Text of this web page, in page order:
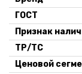
ГОСТ
Признак
ТР/ТС
Ценовой